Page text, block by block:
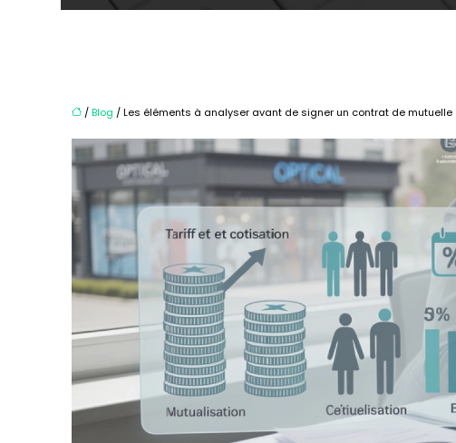
/Blog / Les éléments à analyser avant de signer un contrat de mutuelle